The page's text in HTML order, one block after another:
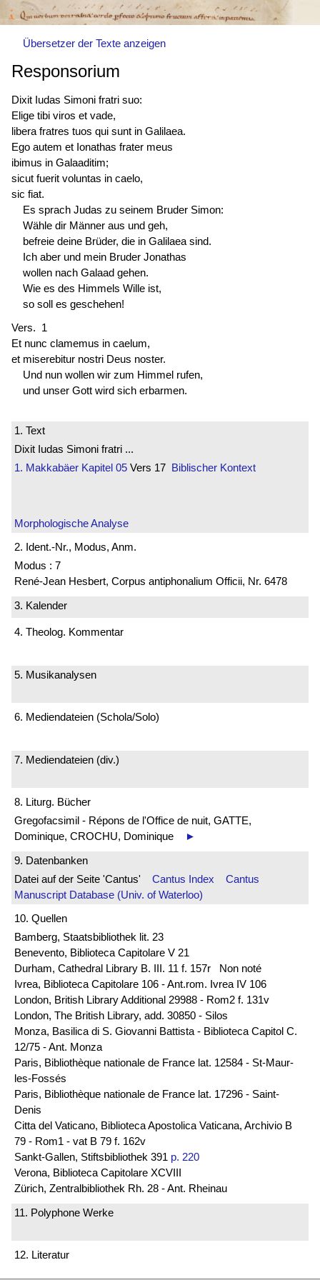
Übersetzer der Texte anzeigen
Responsorium
Dixit Iudas Simoni fratri suo:
Elige tibi viros et vade,
libera fratres tuos qui sunt in Galilaea.
Ego autem et Ionathas frater meus
ibimus in Galaaditim;
sicut fuerit voluntas in caelo,
sic fiat.
Es sprach Judas zu seinem Bruder Simon:
Wähle dir Männer aus und geh,
befreie deine Brüder, die in Galilaea sind.
Ich aber und mein Bruder Jonathas
wollen nach Galaad gehen.
Wie es des Himmels Wille ist,
so soll es geschehen!
Vers. 1
Et nunc clamemus in caelum,
et miserebitur nostri Deus noster.
Und nun wollen wir zum Himmel rufen,
und unser Gott wird sich erbarmen.
1. Text
Dixit Iudas Simoni fratri ...
1. Makkabäer Kapitel 05 Vers 17 Biblischer Kontext
Morphologische Analyse
2. Ident.-Nr., Modus, Anm.
Modus : 7
René-Jean Hesbert, Corpus antiphonalium Officii, Nr. 6478
3. Kalender
4. Theolog. Kommentar
5. Musikanalysen
6. Mediendateien (Schola/Solo)
7. Mediendateien (div.)
8. Liturg. Bücher
Gregofacsimil - Répons de l'Office de nuit, GATTE,
Dominique, CROCHU, Dominique
►
9. Datenbanken
Datei auf der Seite 'Cantus' Cantus Index
Cantus
Manuscript Database (Univ. of Waterloo)
10. Quellen
Bamberg, Staatsbibliothek lit. 23
Benevento, Biblioteca Capitolare V 21
Durham, Cathedral Library B. III. 11 f. 157r Non noté
Ivrea, Biblioteca Capitolare 106 - Ant.rom. Ivrea IV 106
London, British Library Additional 29988 - Rom2 f. 131v
London, The British Library, add. 30850 - Silos
Monza, Basilica di S. Giovanni Battista - Biblioteca Capitol C.
12/75 - Ant. Monza
Paris, Bibliothèque nationale de France lat. 12584 - St-Maur-
les-Fossés
Paris, Bibliothèque nationale de France lat. 17296 - Saint-
Denis
Citta del Vaticano, Biblioteca Apostolica Vaticana, Archivio B
79 - Rom1 - vat B 79 f. 162v
Sankt-Gallen, Stiftsbibliothek 391 p. 220
Verona, Biblioteca Capitolare XCVIII
Zürich, Zentralbibliothek Rh. 28 - Ant. Rheinau
11. Polyphone Werke
12. Literatur